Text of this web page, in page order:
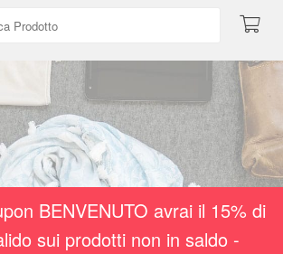
BENVENUTO avrai il 15% di
sui prodotti non in saldo -